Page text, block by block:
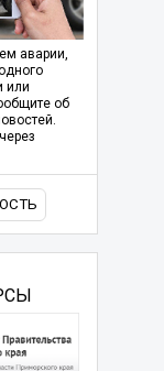
аварии,
или
об